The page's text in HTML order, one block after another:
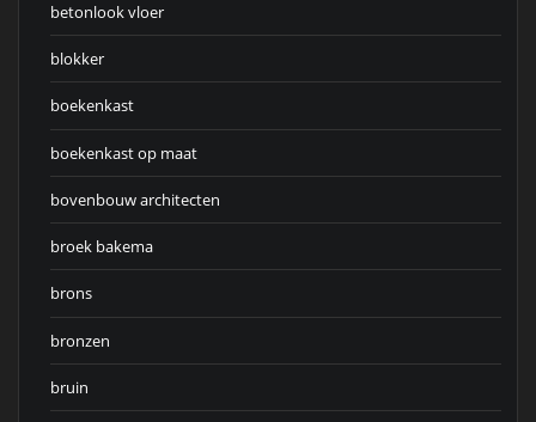
betonlook vloer
blokker
boekenkast
boekenkast op maat
bovenbouw architecten
broek bakema
brons
bronzen
bruin